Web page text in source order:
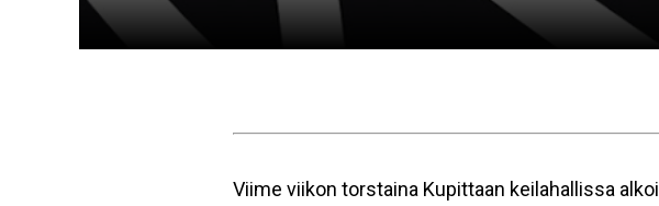
Viime viikon torstaina Kupittaan keilahallissa